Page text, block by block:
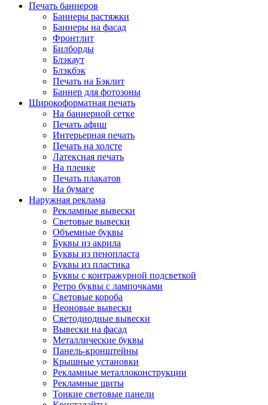
Печать баннеров
Баннеры растяжки
Баннеры на фасад
Фронтлит
Билборды
Блэкаут
Блэкбэк
Печать на Бэклит
Баннер для фотозоны
Широкоформатная печать
На баннерной сетке
Печать афиш
Интерьерная печать
Печать на холсте
Латексная печать
На пленке
Печать плакатов
На бумаге
Наружная реклама
Рекламные вывески
Световые вывески
Объемные буквы
Буквы из акрила
Буквы из пенопласта
Буквы из пластика
Буквы с контражурной подсветкой
Ретро буквы с лампочками
Световые короба
Неоновые вывески
Светодиодные вывески
Вывески на фасад
Металлические буквы
Панель-кронштейны
Крышные установки
Рекламные металлоконструкции
Рекламные щиты
Тонкие световые панели